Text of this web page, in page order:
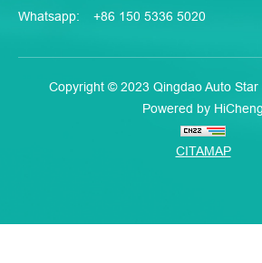
Whatsapp:
+86 150 5336 5020
Copyright © 2023 Qingdao Auto
Powered by HiCheng
CITAMAP